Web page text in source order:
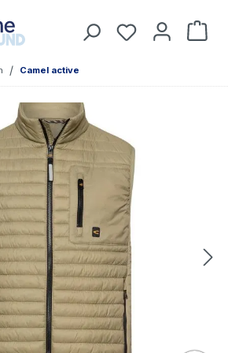
/ Camel active